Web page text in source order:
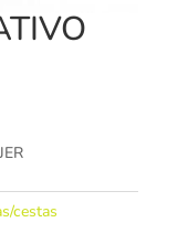
cestas